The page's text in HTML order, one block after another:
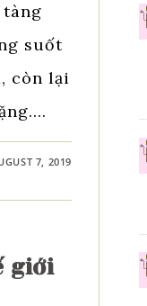
suốt
còn lại
7, 2019
giới